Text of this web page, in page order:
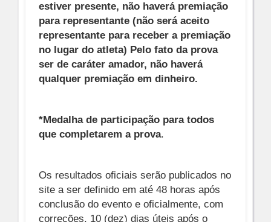
estiver presente, não haverá premiação
para representante (não será aceito
representante para receber a premiação
no lugar do atleta) Pelo fato da prova
ser de caráter amador, não haverá
qualquer premiação em dinheiro.
*Medalha de participação para todos
que completarem a prova.
Os resultados oficiais serão publicados no
site a ser definido em até 48 horas após
conclusão do evento e oficialmente, com
correções, 10 (dez) dias úteis após o